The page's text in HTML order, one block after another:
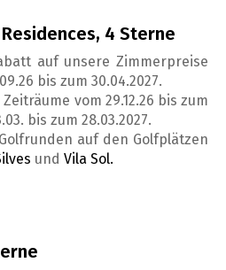
4 Sterne
auf unsere Zimmerpreise
bis zum 30.04.2027.
vom 29.12.26 bis zum
bis zum 28.03.2027.
auf den Golfplätzen
und Vila Sol.